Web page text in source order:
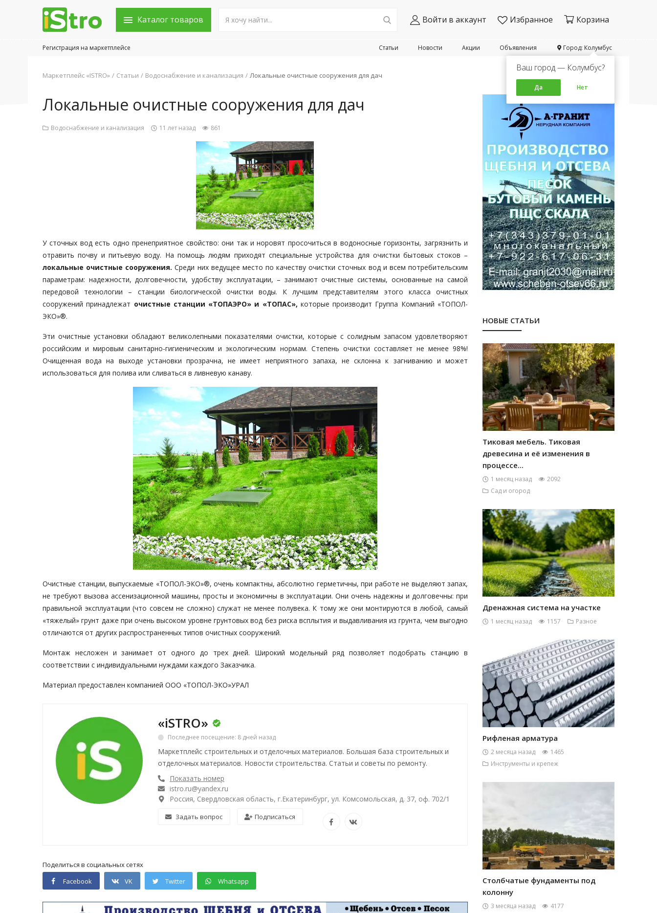
Каталог товаров Войти в аккаунт Избранное Корзина
Город: Колумбус
Ваш город — Колумбус?
Да Нет
Объявления
Акции
Новости
Статьи
Регистрация на маркетплейсе
Маркетплейс «ISTRO» Статьи Водоснабжение и канализация Локальные очистные сооружения для дач
Локальные очистные сооружения для дач
Водоснабжение и канализация 11 лет назад 861
У сточных вод есть одно пренеприятное свойство: они так и норовят просочиться в водоносные горизонты, загрязнить и
отравить почву и питьевую воду. На помощь людям приходят специальные устройства для очистки бытовых стоков –
локальные очистные сооружения.Среди них ведущее место по качеству очистки сточных вод и всем потребительским
параметрам: надежности, долговечности, удобству эксплуатации, – занимают очистные системы, основанные на самой
передовой технологии – станции биологической очистки воды. К лучшим представителям этого класса очистных
сооружений принадлежат очистные станции «ТОПАЭРО» и «ТОПАС», которые производит Группа Компаний «ТОПОЛ-
ЭКО»®.
Эти очистные установки обладают великолепными показателями очистки, которые с солидным запасом удовлетворяют
российским и мировым санитарно-гигиеническим и экологическим нормам. Степень очистки составляет не менее 98%!
Очищенная вода на выходе установки прозрачна, не имеет неприятного запаха, не склонна к загниванию и может
использоваться для полива или сливаться в ливневую канаву.
Очистные станции, выпускаемые «ТОПОЛ-ЭКО»®, очень компактны, абсолютно герметичны, при работе не выделяют запах,
не требуют вызова ассенизационной машины, просты и экономичны в эксплуатации. Они очень надежны и долговечны: при
правильной эксплуатации (что совсем не сложно) служат не менее полувека. К тому же они монтируются в любой, самый
«тяжелый» грунт даже при очень высоком уровне грунтовых вод без риска всплытия и выдавливания из грунта, чем выгодно
отличаются от других распространенных типов очистных сооружений.
Монтаж несложен и занимает от одного до трех дней. Широкий модельный ряд позволяет подобрать станцию в
соответствии с индивидуальными нуждами каждого Заказчика.
Материал предоставлен компанией ООО «ТОПОЛ-ЭКО»УРАЛ
«iSTRO»
Последнее посещение: 8 дней назад
Маркетплейс строительных и отделочных материалов. Большая база строительных и
отделочных материалов. Новости строительства. Статьи и советы по ремонту.
Показать номер
istro.ru@yandex.ru
Россия, Свердловская область, г.Екатеринбург, ул. Комсомольская, д. 37, оф. 702/1
Задать вопрос Подписаться
Поделиться в социальных сетях
Facebook
VK Twitter Whatsapp
НОВЫЕ СТАТЬИ
Тиковая мебель. Тиковая
древесина и её изменения в
процессе...
1 месяц назад
2092
Сад и огород
Дренажная система на участке
1 месяц назад 1157 Разное
Рифленая арматура
2 месяца назад
1465
Инструменты и крепеж
Столбчатые фундаменты под
колонну
3 месяца назад
4177